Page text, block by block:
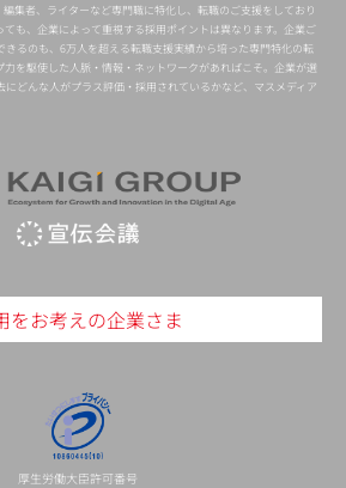
集者、ライターなど専門職に特化し、転職のご支援をしており
ても、企業によって重視する採用ポイントは異なります。企業ご
きるのも、6万人を超える転職支援実績から培った専門特化の転
を駆使した人脈・情報・ネットワークがあればこそ。企業が選
どんな人がプラス評価・採用されているかなど、マスメディア
をお考えの企業さま
厚生労働大臣許可番号